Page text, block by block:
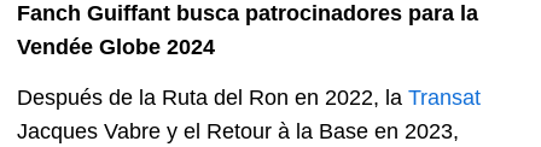
Fanch Guiffant busca patrocinadores para la
Vendée Globe 2024
Después de la Ruta del Ron en 2022, la Transat
Jacques Vabre y el Retour à la Base en 2023,